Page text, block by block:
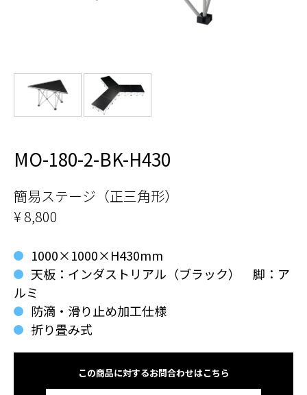
MO-180-2-BK-H430
簡易ステージ（正三角形）
¥ 8,800
1000×1000×H430mm
天板：インダストリアル（ブラック） 脚：ア
ルミ
防滴・滑り止め加工仕様
折り畳み式
この商品に対するお問合わせはこちら